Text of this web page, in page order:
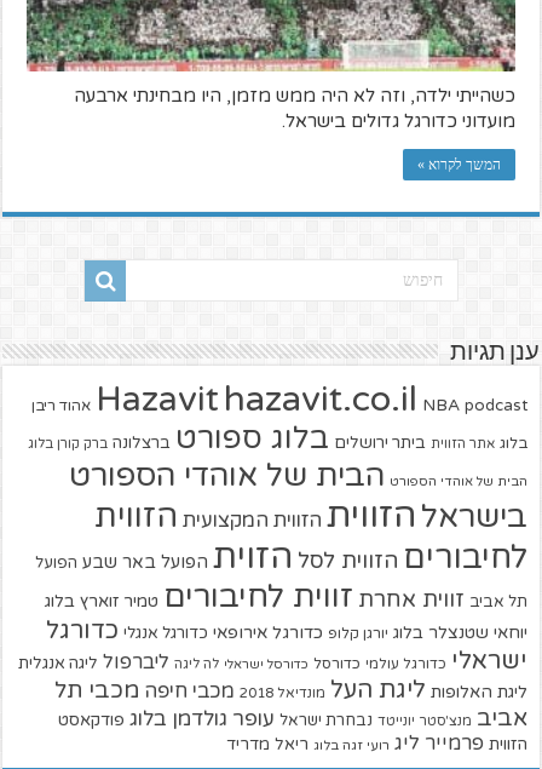
כשהייתי ילדה, וזה לא היה ממש מזמן, היו מבחינתי ארבעה
מועדוני כדורגל גדולים בישראל.
המשך לקרוא »
ענן תגיות
Hazavit hazavit.co.il NBA podcast אהוד ריבן
בלוג אתר הזווית ביתר ירושלים בלוג ספורט ברצלונה ברק קורן בלוג
הבית של אוהדי הספורט הבית של אוהדי הספורט
בישראל הזווית הזווית המקצועית הזווית
לחיבורים הזווית לסל הזוית הפועל באר שבע הפועל
תל אביב זווית אחרת זווית לחיבורים טמיר זוארץ בלוג
יוחאי שטנצלר בלוג יורגן קלופ כדורגל אירופאי כדורגל אנגלי כדורגל
ישראלי כדורגל עולמי כדורסל כדורסל ישראלי לה ליגה ליברפול ליגה אנגלית
ליגת האלופות ליגת העל מונדיאל 2018 מכבי חיפה מכבי תל
אביב מנצ'סטר יונייטד נבחרת ישראל עופר גולדמן בלוג פודקאסט
הזווית פרמייר ליג רועי זגה בלוג ריאל מדריד